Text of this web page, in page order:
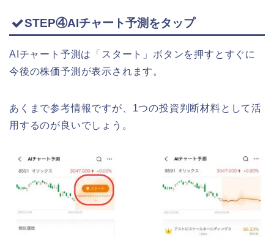
STEP④AIチャート予測をタップ
AIチャート予測は「スタート」ボタンを押すとすぐに
今後の株価予測が表示されます。
あくまで参考情報ですが、1つの投資判断材料として活
用するのが良いでしょう。